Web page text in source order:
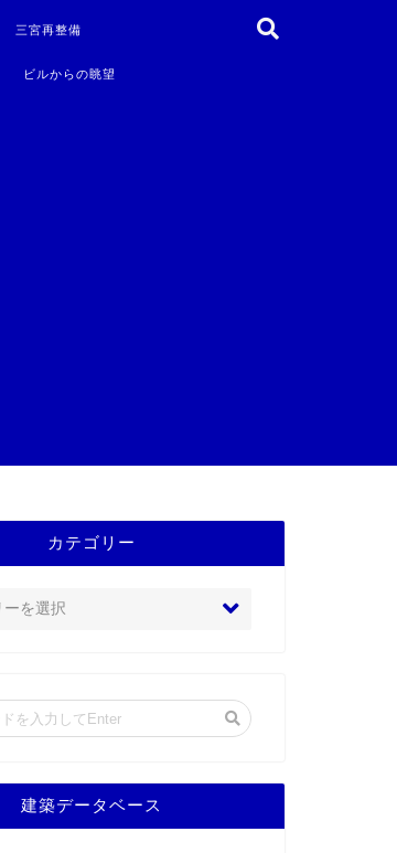
三宮再整備
ビルからの眺望
カテゴリー
建築データベース